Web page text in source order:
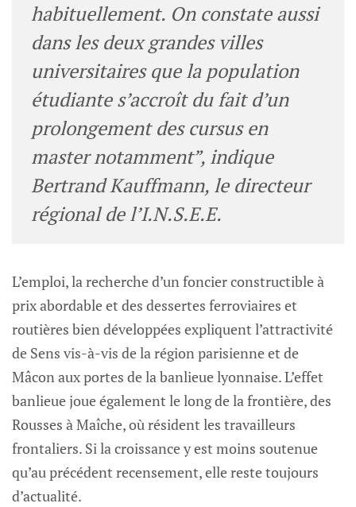
habituellement. On constate aussi
dans les deux grandes villes
universitaires que la population
étudiante s’accroît du fait d’un
prolongement des cursus en
master notamment”, indique
Bertrand Kauffmann, le directeur
régional de l’I.N.S.E.E.
L’emploi, la recherche d’un foncier constructible à
prix abordable et des dessertes ferroviaires et
routières bien développées expliquent l’attractivité
de Sens vis-à-vis de la région parisienne et de
Mâcon aux portes de la banlieue lyonnaise. L’effet
banlieue joue également le long de la frontière, des
Rousses à Maîche, où résident les travailleurs
frontaliers. Si la croissance y est moins soutenue
qu’au précédent recensement, elle reste toujours
d’actualité.